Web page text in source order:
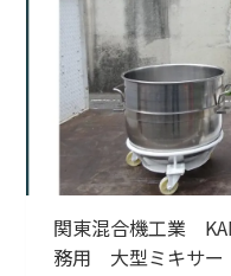
関東混合機工業
務用 大型ミキサ